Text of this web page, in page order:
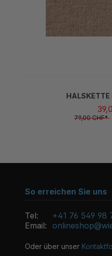
HALSKETTE
79,00 CHF*
So erreichen Sie uns
Tel:
+41 76 549 98
Email:
Oder über unser